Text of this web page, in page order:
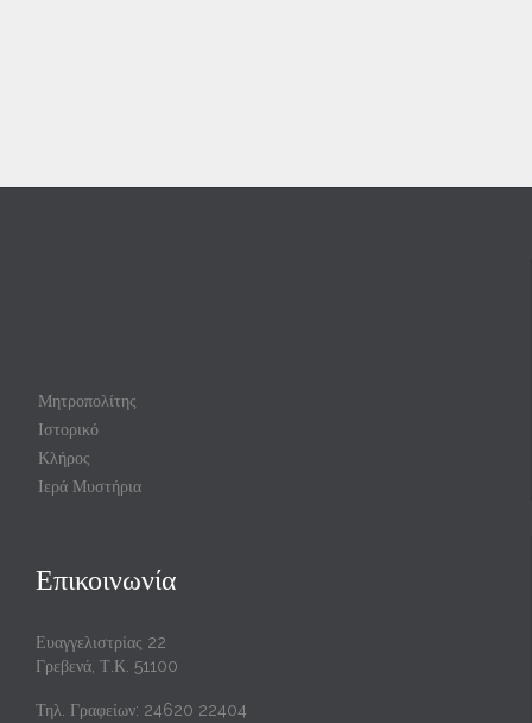
Μητροπολίτης
Ιστορικό
Κλήρος
Ιερά Μυστήρια
Επικοινωνία
Ευαγγελιστρίας 22
Γρεβενά, Τ.Κ. 51100
Τηλ. Γραφείων: 24620 22404